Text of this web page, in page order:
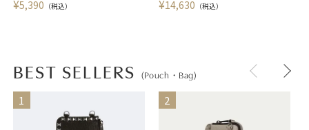
¥5,390 （税込） ¥14,630 （税込）
BEST SELLERS (Pouch・Bag)